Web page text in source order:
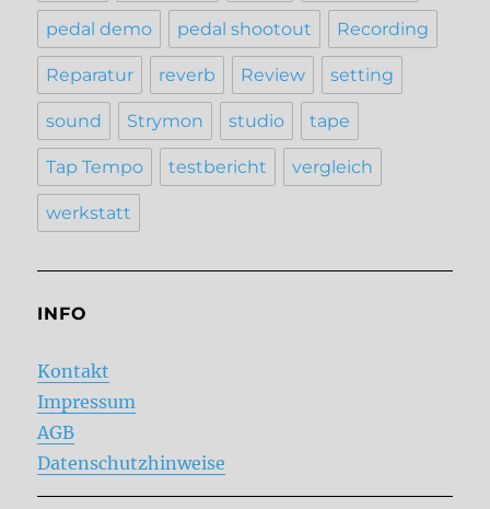
pedal demo pedal shootout Recording
Reparatur reverb Review setting
sound Strymon studio tape
Tap Tempo testbericht vergleich
werkstatt
INFO
Kontakt
Impressum
AGB
Datenschutzhinweise